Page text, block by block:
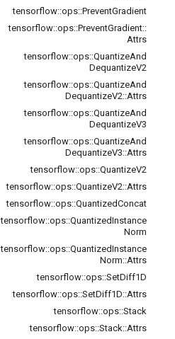
tensorflow::ops::PreventGradient
tensorflow::ops::PreventGradient::
Attrs
tensorflow::ops::QuantizeAnd
DequantizeV2
tensorflow::ops::QuantizeAnd
DequantizeV2::Attrs
tensorflow::ops::QuantizeAnd
DequantizeV3
tensorflow::ops::QuantizeAnd
DequantizeV3::Attrs
tensorflow::ops::QuantizeV2
tensorflow::ops::QuantizeV2::Attrs
tensorflow::ops::QuantizedConcat
tensorflow::ops::QuantizedInstance
Norm
tensorflow::ops::QuantizedInstance
Norm::Attrs
tensorflow::ops::SetDiff1D
tensorflow::ops::SetDiff1D::Attrs
tensorflow::ops::Stack
tensorflow::ops::Stack::Attrs